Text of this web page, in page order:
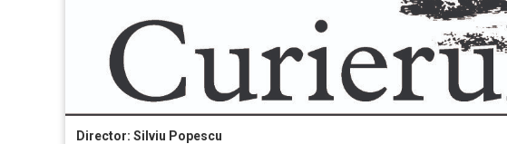
Director: Silviu Popescu